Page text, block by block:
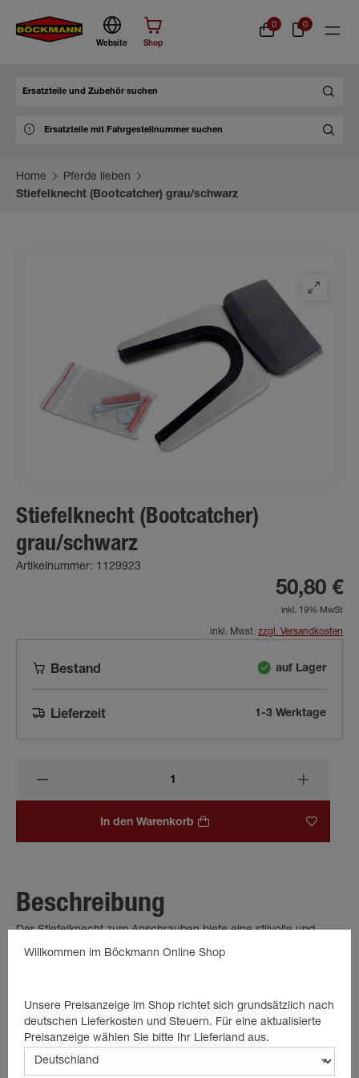
Website Shop
0 0
Home
Pferde lieben
Stiefelknecht (Bootcatcher) grau/schwarz
Stiefelknecht (Bootcatcher)
grau/schwarz
Artikelnummer: 1129923
50,80 €
inkl. 19% MwSt
inkl. Mwst. zzgl. Versandkosten
Bestand auf Lager
Lieferzeit 1-3 Werktage
In den Warenkorb
Beschreibung
Der Stiefelknecht zum Anschrauben biete eine stilvolle und
praktische Lösung; Nie mehr bücken, keine schmutzigen
der Stiefel.
Willkommen im Böckmann Online Shop
Unsere Preisanzeige im Shop richtet sich grundsätzlich nach
deutschen Lieferkosten und Steuern. Für eine aktualisierte
Preisanzeige wählen Sie bitte Ihr Lieferland aus.